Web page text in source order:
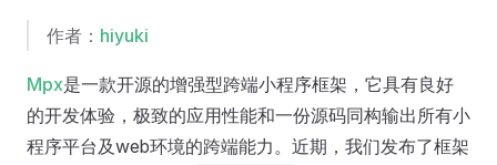
作者： hiyuki
Mpx是一款开源的增强型跨端小程序框架，它具有良好
的开发体验，极致的应用性能和一份源码同构输出所有小
程序平台及web环境的跨端能力。近期，我们发布了框架